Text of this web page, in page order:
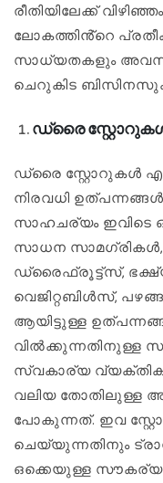
രീതിയിലേക്ക്
ലോകത്തിൻ്റെ
സാധ്യതകളും
ചെറുകിട
ഡ്രൈ
ഡ്രൈ സ്റ്റോറുകൾ
നിരവധി
സാഹചര്യം
സാധന സാമഗ്രികൾ,
ഡ്രൈഫ്രൂട്ട്സ്,
വെജിറ്റബിൾസ്,
ആയിട്ടുള്ള
വിൽക്കുന്നതിനുള്ള
സ്വകാര്യ
വലിയ തോതിലുള്ള
പോകുന്നത്. ഇവ
ചെയ്യുന്നതിനും
ഒക്കെയുള്ള